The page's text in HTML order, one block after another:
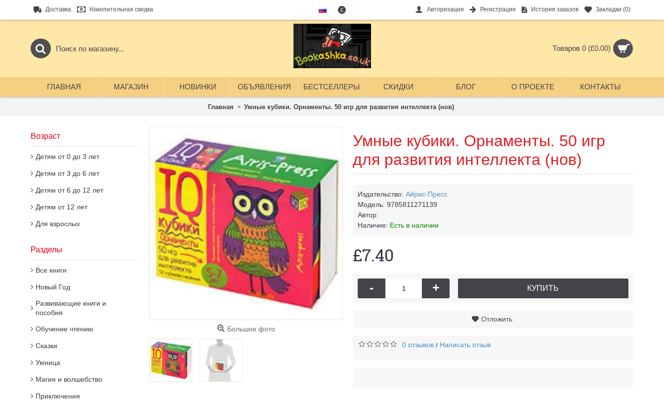
Доставка Накопительная скидка £ Авторизация Регистрация История заказов Закладки (0)
Товаров 0 (£0.00)
ГЛАВНАЯ МАГАЗИН НОВИНКИ ОБЪЯВЛЕНИЯ БЕСТСЕЛЛЕРЫ СКИДКИ БЛОГ О ПРОЕКТЕ КОНТАКТЫ
Главная Умные кубики. Орнаменты. 50 игр для развития интеллекта (нов)
Возраст
Детям от 0 до 3 лет
Детям от 3 до 6 лет
Детям от 6 до 12 лет
Детям от 12 лет
Для взрослых
Разделы
Все книги
Новый Год
Развивающие книги и
пособия
Обучение чтению
Сказки
Умница
Магия и волшебство
Приключения
Большое фото
Умные кубики. Орнаменты. 50 игр
для развития интеллекта (нов)
Издательство: Айрис-Пресс
Модель: 9785811271139
Автор:
Наличие: Есть в наличии
£7.40
- + КУПИТЬ
Отложить
0 отзывов / Написать отзыв